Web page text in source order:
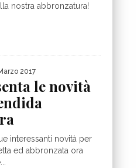
nostra abbronzatura!
2017
le novità
interessanti novità per
ed abbronzata ora